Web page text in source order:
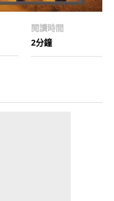
閱讀時間
2分鐘